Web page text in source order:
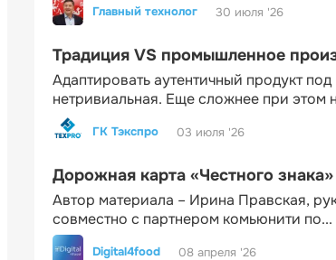
Главный технолог 30 июля '26
Традиция VS промышленное
Адаптировать аутентичный продукт
нетривиальная. Еще сложнее при этом
ГК Тэкспро 03 июля '26
Дорожная карта «Честного
Автор материала – Ирина Правская,
совместно с партнером комьюнити по...
Digital4food 08 апреля '26